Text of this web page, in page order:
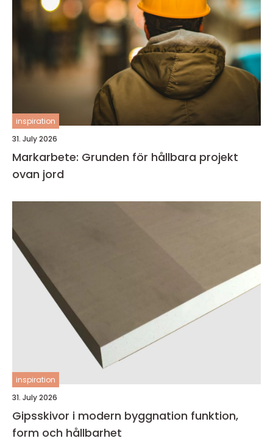
inspiration
31. July 2026
Markarbete: Grunden för hållbara projekt
ovan jord
inspiration
31. July 2026
Gipsskivor i modern byggnation funktion,
form och hållbarhet